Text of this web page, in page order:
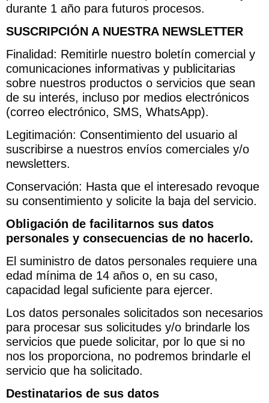
durante 1 año para futuros procesos.
SUSCRIPCIÓN A NUESTRA NEWSLETTER
Finalidad: Remitirle nuestro boletín comercial y
comunicaciones informativas y publicitarias
sobre nuestros productos o servicios que sean
de su interés, incluso por medios electrónicos
(correo electrónico, SMS, WhatsApp).
Legitimación: Consentimiento del usuario al
suscribirse a nuestros envíos comerciales y/o
newsletters.
Conservación: Hasta que el interesado revoque
su consentimiento y solicite la baja del servicio.
Obligación de facilitarnos sus datos
personales y consecuencias de no hacerlo.
El suministro de datos personales requiere una
edad mínima de 14 años o, en su caso,
capacidad legal suficiente para ejercer.
Los datos personales solicitados son necesarios
para procesar sus solicitudes y/o brindarle los
servicios que puede solicitar, por lo que si no
nos los proporciona, no podremos brindarle el
servicio que ha solicitado.
Destinatarios de sus datos